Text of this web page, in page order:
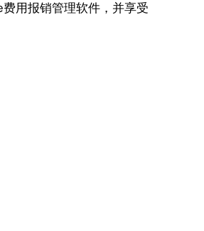
用报销管理软件，并享受